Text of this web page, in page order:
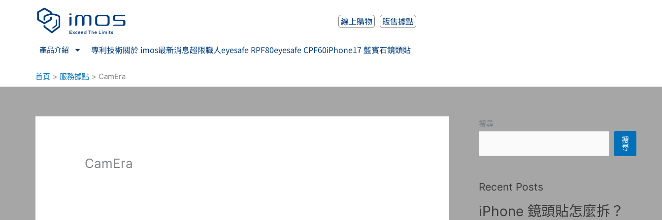
線上購物 販售據點
產品介紹 專利技術關於 imos最新消息超限職人eyesafe RPF80eyesafe CPF60iPhone17 藍寶石鏡頭貼
首頁 服務據點 CamEra
CamEra
搜尋
搜
尋
Recent Posts
iPhone 鏡頭貼怎麼拆？